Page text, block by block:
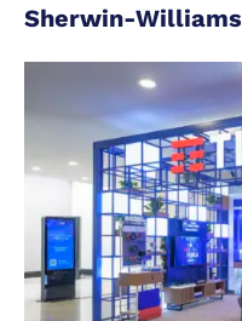
Sherwin-Williams